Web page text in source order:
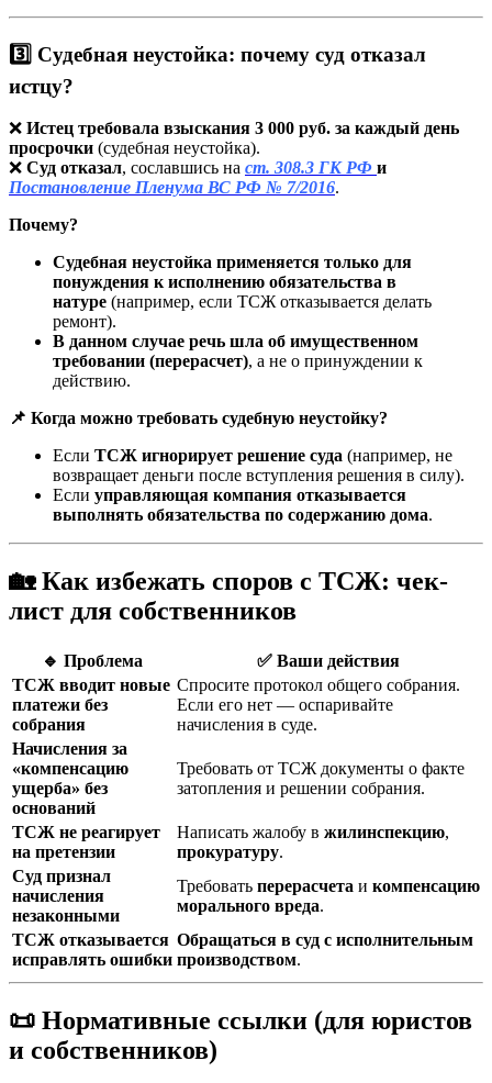
3️⃣ Судебная неустойка: почему суд отказал
истцу?
❌ Истец требовала взыскания 3 000 руб. за каждый день
просрочки (судебная неустойка).
❌ Суд отказал, сославшись на ст. 308.3 ГК РФ и
Постановление Пленума ВС РФ № 7/2016.
Почему?
Судебная неустойка применяется только для
понуждения к исполнению обязательства в
натуре (например, если ТСЖ отказывается делать
ремонт).
В данном случае речь шла об имущественном
требовании (перерасчет), а не о принуждении к
действию.
📌 Когда можно требовать судебную неустойку?
Если ТСЖ игнорирует решение суда (например, не
возвращает деньги после вступления решения в силу).
Если управляющая компания отказывается
выполнять обязательства по содержанию дома.
🏡 Как избежать споров с ТСЖ: чек-
лист для собственников
🔹 Проблема
✅ Ваши действия
ТСЖ вводит новые
платежи без
собрания
Спросите протокол общего собрания.
Если его нет — оспаривайте
начисления в суде.
Начисления за
«компенсацию
ущерба» без
оснований
Требовать от ТСЖ документы о факте
затопления и решении собрания.
ТСЖ не реагирует
на претензии
Написать жалобу в жилинспекцию,
прокуратуру.
Суд признал
начисления
незаконными
Требовать перерасчета и компенсацию
морального вреда.
ТСЖ отказывается
исправлять ошибки
Обращаться в суд с исполнительным
производством.
📜 Нормативные ссылки (для юристов
и собственников)